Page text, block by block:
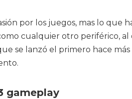
por los juegos, mas lo que
cualquier otro periférico,
se lanzó el primero hace
gameplay